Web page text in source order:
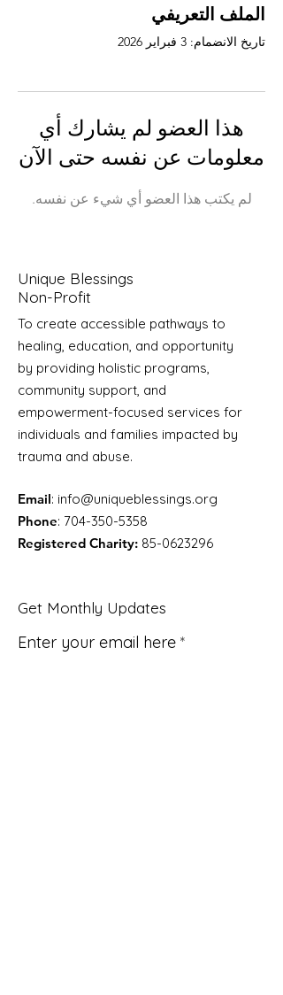
الملف التعريفي
تاريخ الانضمام: 3 فبراير 2026
هذا العضو لم يشارك أي
معلومات عن نفسه حتى الآن
لم يكتب هذا العضو أي شيء عن نفسه.
Unique Blessings
Non-Profit
To create accessible pathways to
healing, education, and opportunity
by providing holistic programs,
community support, and
empowerment-focused services for
individuals and families impacted by
trauma and abuse.
Email: info@uniqueblessings.org
Phone: 704-350-5358
Registered Charity: 85-0623296
Get Monthly Updates
Enter your email here